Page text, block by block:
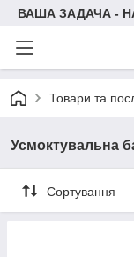
ВАША ЗАДАЧА -
Товари та
Усмоктувальна
Сортування